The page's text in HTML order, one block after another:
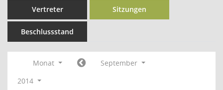
Vertreter Sitzungen
Beschlussstand
Monat
September
2014